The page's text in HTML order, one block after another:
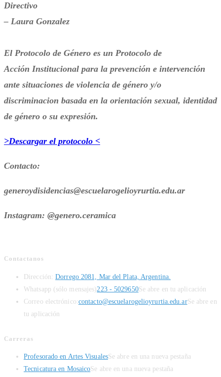
Directivo
– Laura Gonzalez
El Protocolo de Género es un Protocolo de
Acción Institucional para la prevención e intervención
ante situaciones de violencia de género y/o
discriminacion basada en la orientación sexual, identidad
de género o su expresión.
>Descargar el protocolo <
Contacto:
generoydisidencias@escuelarogelioyrurtia.edu.ar
Instagram: @genero.ceramica
Contactanos
Dirección:Dorrego 2081, Mar del Plata, Argentina.
Whatsapp (sólo mensajes)223 - 5029650Se abre en tu aplicación
Correo electrónico:contacto@escuelarogelioyrurtia.edu.arSe abre en
tu aplicación
Carreras
Profesorado en Artes VisualesSe abre en una nueva pestaña
Tecnicatura en MosaicoSe abre en una nueva pestaña